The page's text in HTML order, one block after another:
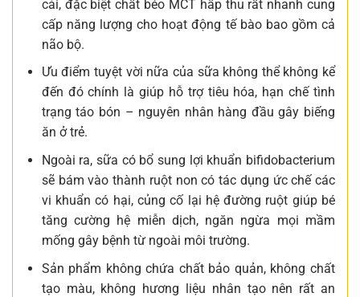
cải, đặc biệt chất béo MCT hấp thu rất nhanh cung
cấp năng lượng cho hoạt động tế bào bao gồm cả
não bộ.
Ưu điểm tuyệt vời nữa của sữa không thể không kể
đến đó chính là giúp hỗ trợ tiêu hóa, hạn chế tình
trạng táo bón – nguyên nhân hàng đầu gây biếng
ăn ở trẻ.
Ngoài ra, sữa có bổ sung lợi khuẩn bifidobacterium
sẽ bám vào thành ruột non có tác dụng ức chế các
vi khuẩn có hại, củng cố lại hệ đường ruột giúp bé
tăng cường hệ miễn dịch, ngăn ngừa mọi mầm
mống gây bệnh từ ngoài môi trường.
Sản phẩm không chứa chất bảo quản, không chất
tạo màu, không hương liệu nhân tạo nên rất an